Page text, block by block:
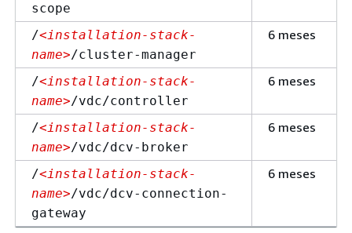
scope
/<installation-stack-
name>/cluster-manager
6 meses
/<installation-stack-
name>/vdc/controller
6 meses
/<installation-stack-
name>/vdc/dcv-broker
6 meses
/<installation-stack-
name>/vdc/dcv-connection-
gateway
6 meses